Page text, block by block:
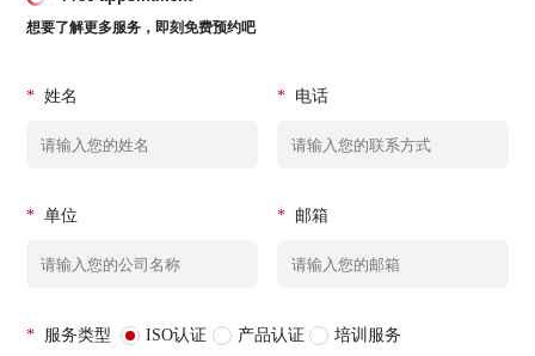
想要了解更多服务，即刻免费预约吧
* 姓名 * 电话
* 单位 * 邮箱
* 服务类型 ISO认证 产品认证 培训服务